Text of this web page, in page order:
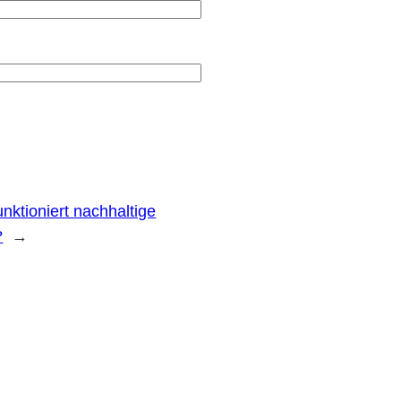
nachhaltige
→